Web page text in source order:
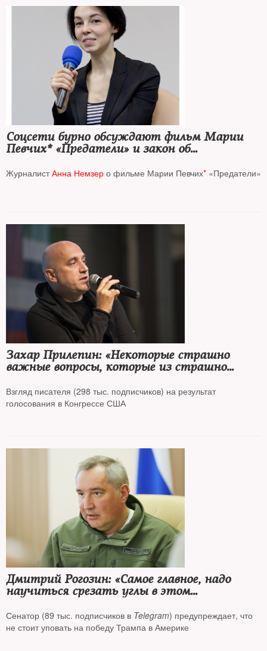
Соцсети бурно обсуждают фильм Марии
Певчих* «Предатели» и закон об
ЖурналистАнна Немзер о фильме Марии Певчих* «Предатели»
Захар Прилепин: «Некоторые страшно
важные вопросы, которые из страшно
Взгляд писателя (298 тыс. подписчиков) на результат
голосования в Конгрессе США
Дмитрий Рогозин: «Самое главное, надо
научиться срезать углы в этом
врагом»
Сенатор (89 тыс. подписчиков в Telegram) предупреждает, что
не стоит уповать на победу Трампа в Америке